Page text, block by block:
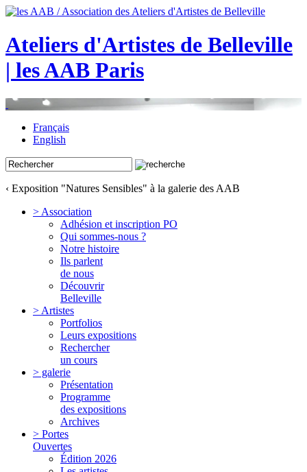
Ateliers d'Artistes de Belleville
| les AAB Paris
Français
English
‹ Exposition "Natures Sensibles" à la galerie des AAB
> Association
Adhésion et inscription PO
Qui sommes-nous ?
Notre histoire
Ils parlent
de nous
Découvrir
Belleville
> Artistes
Portfolios
Leurs expositions
Rechercher
un cours
> galerie
Présentation
Programme
des expositions
Archives
> Portes
Ouvertes
Édition 2026